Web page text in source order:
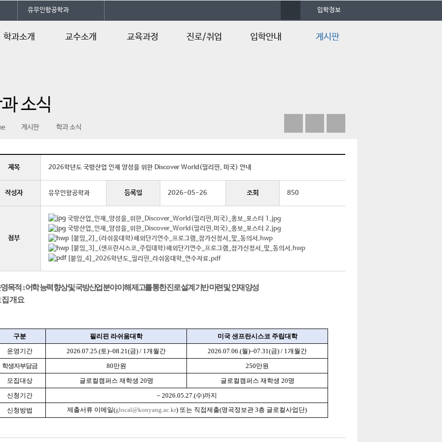
유무인항공학과 입학정보
학과소개
학과 행사일정
교수소개 교육과정 진로/취업 입학안내 게시판
소식
게시판 학과 소식
제목 2026학년도 국방산업 인재 양성을 위한 Discover World(필리핀, 미국) 안내
작성자 유무인항공학과 등록일 2026-05-26 조회 850
첨부
국방산업_인재_양성을_위한_Discover_World(필리핀,미국)_홍보_포스터 1.jpg
국방산업_인재_양성을_위한_Discover_World(필리핀,미국)_홍보_포스터 2.jpg
[붙임_2]_(라쉬움대학)해외단기연수_프로그램_참가신청서_및_동의서.hwp
[붙임_3]_(샌프란시스코_주립대학)해외단기연수_프로그램_참가신청서_및_동의서.hwp
[붙임_4]_2026학년도_필리핀_라쉬움대학_연수자료.pdf
목적 :어학 능력 향상 및 국방산업 분야 이해 제고를 통한 진로 설계 기반 마련 및 인재 양성
집개요
구분 필리핀 라쉬움대학
미국 샌프란시스코 주립대학
운영기간
2026.07.25.(토)~08.21(금) / 1개월간
2026.07.06.(월)~07.31(금) / 1개월간
학생자부담금
80만원
250만원
모집대상
글로컬캠퍼스 재학생 20명
글로컬캠퍼스 재학생 20명
신청기간
~ 2026.05.27.(수)까지
신청방법
제출서류 이메일(glocal@konyang.ac.kr) 또는 직접제출(명곡정보관 3층 글로컬사업단)